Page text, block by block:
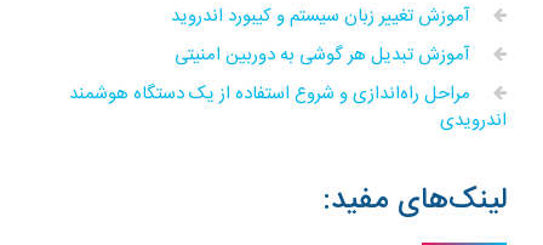
آموزش تغییر زبان سیستم و کیبورد اندروید
آموزش تبدیل هر گوشی به دوربین امنیتی
مراحل راه‌اندازی و شروع استفاده از یک دستگاه هوشمند
اندرویدی
لینک‌های مفید: